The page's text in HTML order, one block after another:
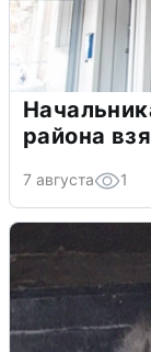
района
7 августа 1